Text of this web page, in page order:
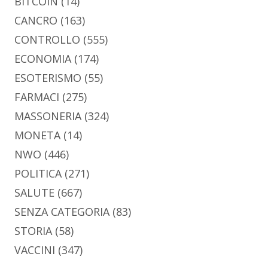
CANCRO (163)
CONTROLLO (555)
ECONOMIA(174)
ESOTERISMO (55)
FARMACI (275)
MASSONERIA(324)
MONETA(14)
NWO (446)
POLITICA(271)
SALUTE (667)
SENZA CATEGORIA(83)
STORIA(58)
VACCINI (347)